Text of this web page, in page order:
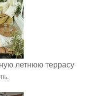
летнюю террасу